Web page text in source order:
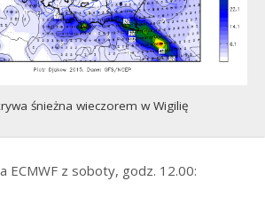
śnieżna wieczorem w Wigilię
ECMWF z soboty, godz. 12.00: